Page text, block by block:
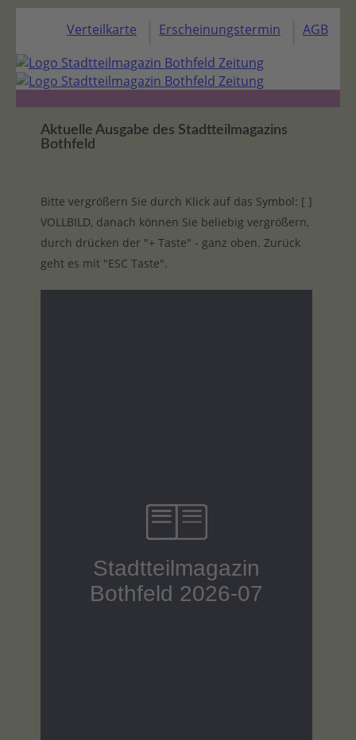
Verteilkarte Erscheinungstermin AGB
Aktuelle Ausgabe des Stadtteilmagazins
Bothfeld
Bitte vergrößern Sie durch Klick auf das Symbol: [ ]
VOLLBILD, danach können Sie beliebig vergrößern,
durch drücken der "+ Taste" - ganz oben. Zurück
geht es mit "ESC Taste".